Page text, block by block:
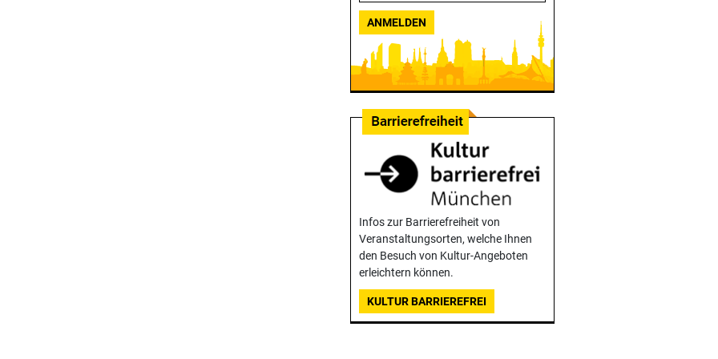
ANMELDEN
Infos zur Barrierefreiheit von
Veranstaltungsorten, welche Ihnen
den Besuch von Kultur-Angeboten
erleichtern können.
KULTUR BARRIEREFREI